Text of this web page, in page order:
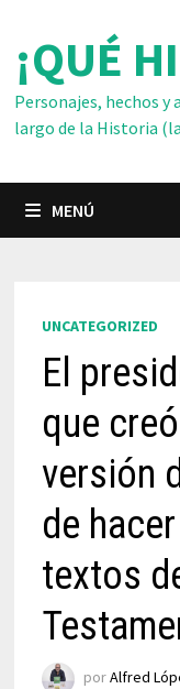
contenido
¡QUÉ
Personajes, hechos y
largo de la Historia
MENÚ
UNCATEGORIZED
El
que
versión
de
textos
porAlfred